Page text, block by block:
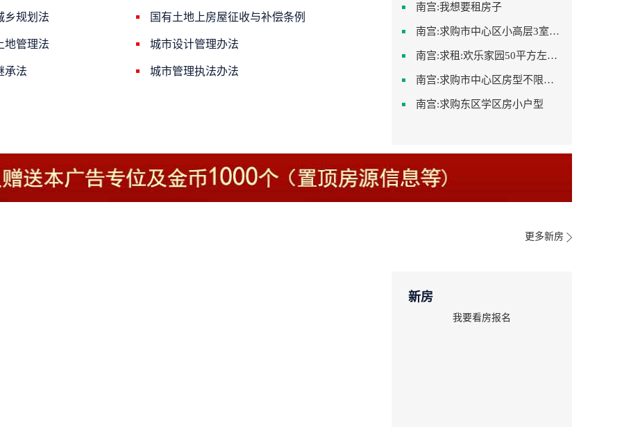
乡规划法
地管理法
承法
国有土地上房屋征收与补偿条例
城市设计管理办法
城市管理执法办法
南宫:我想要租房子
南宫:求购市中心区小高层3室精致装修
南宫:求租:欢乐家园50平方左右的单身公寓廉租房
南宫:求购市中心区房型不限中档装修
南宫:求购东区学区房小户型
更多新房
新房
我要看房报名